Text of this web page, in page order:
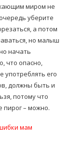
миром не
уберите
а потом
но малыш
начать
что опасно,
употреблять его
должны быть и
потому что
пирог – можно.
мам